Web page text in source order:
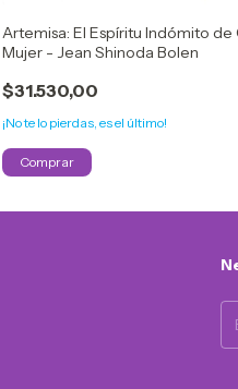
Artemisa: El Espíritu Indómito de
Mujer - Jean Shinoda Bolen
$31.530,00
¡No te lo pierdas, es el último!